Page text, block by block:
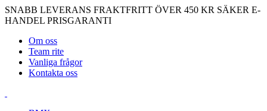
SNABB LEVERANS FRAKTFRITT ÖVER 450 KR SÄKER E-
HANDEL PRISGARANTI
Om oss
Team rite
Vanliga frågor
Kontakta oss